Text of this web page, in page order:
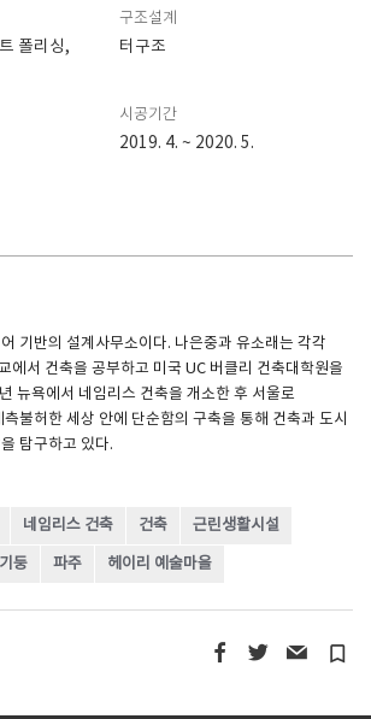
폴리싱,
구조설계
터구조
시공기간
2019. 4. ~ 2020. 5.
기반의 설계사무소이다. 나은중과 유소래는 각각
에서 건축을 공부하고 미국 UC 버클리 건축대학원을
뉴욕에서 네임리스 건축을 개소한 후 서울로
불허한 세상 안에 단순함의 구축을 통해 건축과 도시
탐구하고 있다.
네임리스 건축 건축 근린생활시설
기둥 파주 헤이리 예술마을
turned_in_not